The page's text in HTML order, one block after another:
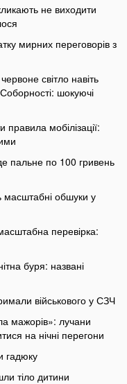
не виходити
мирних переговорів з
світло навіть
шокуючі
правила мобілізації:
пальне по 100 гривень
масштабні обшуки у
перевірка:
буря: названі
військового у СЗЧ
мажорів»: лучани
на нічні перегони
гадюку
тіло дитини